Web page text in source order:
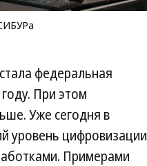
федеральная
При этом
Уже сегодня в
уровень цифровизации
Примерами